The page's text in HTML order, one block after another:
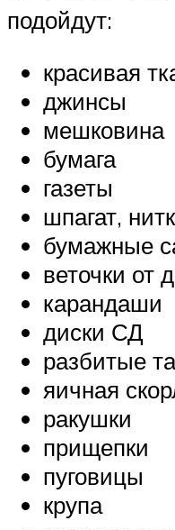
подойдут:
красивая
джинсы
мешковина
бумага
газеты
шпагат,
бумажные
веточки от
карандаши
диски СД
разбитые
яичная
ракушки
прищепки
пуговицы
крупа